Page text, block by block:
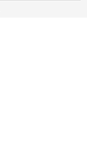
ご覧ください。
コンテンツや広告の表示、ソー